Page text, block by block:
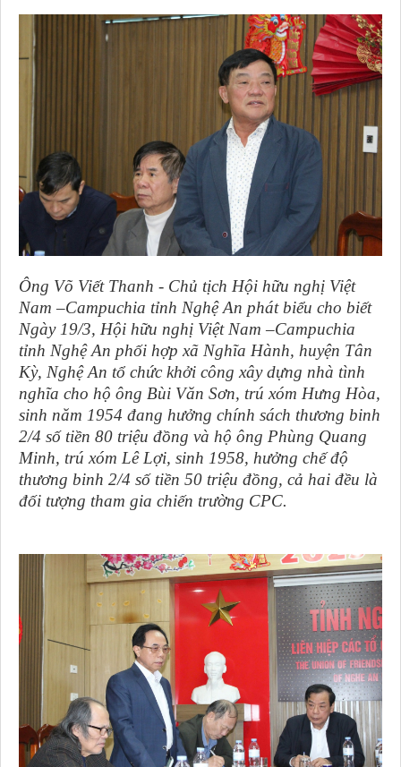
Ông Võ Viết Thanh - Chủ tịch Hội hữu nghị Việt
Nam –Campuchia tỉnh Nghệ An phát biểu cho biết
Ngày 19/3, Hội hữu nghị Việt Nam –Campuchia
tỉnh Nghệ An phối hợp xã Nghĩa Hành, huyện Tân
Kỳ, Nghệ An tổ chức khởi công xây dựng nhà tình
nghĩa cho hộ ông Bùi Văn Sơn, trú xóm Hưng Hòa,
sinh năm 1954 đang hưởng chính sách thương binh
2/4 số tiền 80 triệu đồng và hộ ông Phùng Quang
Minh, trú xóm Lê Lợi, sinh 1958, hưởng chế độ
thương binh 2/4 số tiền 50 triệu đồng, cả hai đều là
đối tượng tham gia chiến trường CPC.